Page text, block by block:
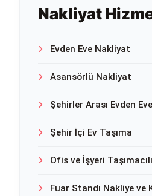
Nakliyat
Evden Eve Nakliyat
Asansörlü Nakliyat
Şehirler Arası Evden
Şehir İçi Ev Taşıma
Ofis ve İşyeri
Fuar Standı Nakliye ve